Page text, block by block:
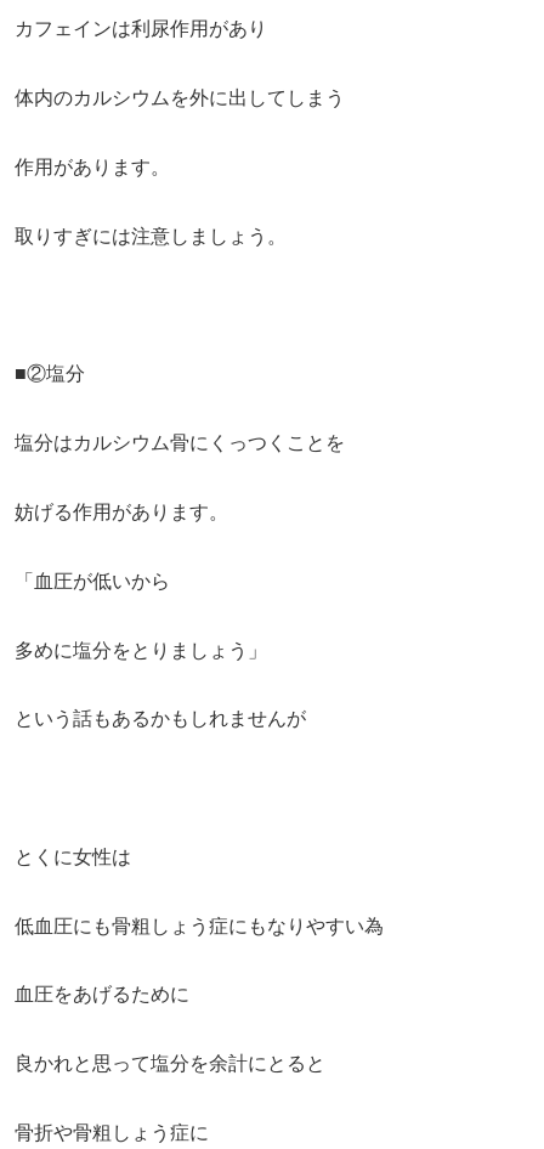
カフェインは利尿作用があり
体内のカルシウムを外に出してしまう
作用があります。
取りすぎには注意しましょう。
■②塩分
塩分はカルシウム骨にくっつくことを
妨げる作用があります。
「血圧が低いから
多めに塩分をとりましょう」
という話もあるかもしれませんが
とくに女性は
低血圧にも骨粗しょう症にもなりやすい為
血圧をあげるために
良かれと思って塩分を余計にとると
骨折や骨粗しょう症に